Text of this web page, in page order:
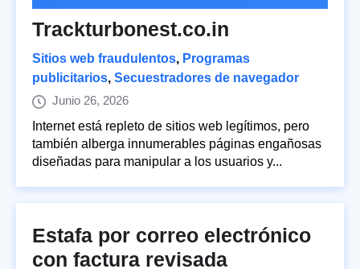
Trackturbonest.co.in
Sitios web fraudulentos, Programas
publicitarios, Secuestradores de navegador
Junio 26, 2026
Internet está repleto de sitios web legítimos, pero
también alberga innumerables páginas engañosas
diseñadas para manipular a los usuarios y...
Estafa por correo electrónico
con factura revisada